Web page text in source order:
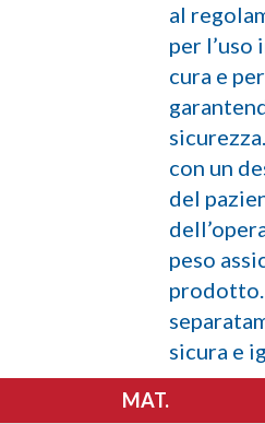
al
per l’uso
cura e
con un
del
peso
sicura e
MAT.